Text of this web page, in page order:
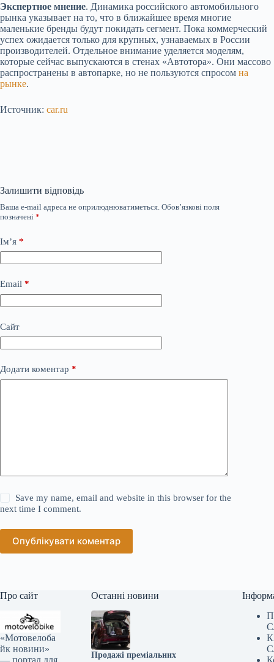
Экспертное мнение. Динамика российского автомобильного
рынка указывает на то, что в ближайшее время многие
маленькие бренды будут покидать сегмент. Пока коммерческий
успех ожидается только для крупных, узнаваемых в России
производителей. Отдельное внимание уделяется моделям,
которые сейчас выпускаются в стенах «Автотора». Они массово
распространены в автопарке, но не пользуются спросом на
рынке.
Источник: car.ru
Залишити відповідь
Ваша e-mail адреса не оприлюднюватиметься. Обов’язкові поля
позначені *
Ім’я *
Email *
Сайт
Додати коментар *
Save my name, email and website in this browser for the
next time I comment.
Опублікувати коментар
Про сайт
«Мотовелоба
йк новини»
— портал для
Останні новини
Продажі преміальних